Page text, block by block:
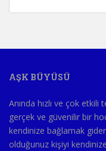
AŞK BÜYÜSÜ
Anında hızlı ve çok etkili
gerçek ve güvenilir bir
kendinize bağlamak
olduğunuz kişiyi